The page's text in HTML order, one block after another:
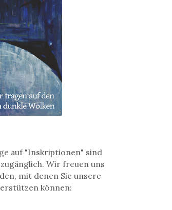
auf "Inskriptionen" sind
Wir freuen uns
mit denen Sie unsere
können: